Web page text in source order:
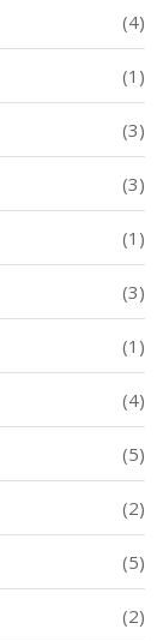
(4)
(1)
(3)
(3)
(1)
(3)
(1)
(4)
(5)
(2)
(5)
(2)